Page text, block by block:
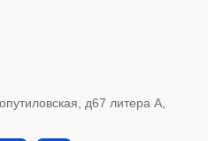
д67 литера А,